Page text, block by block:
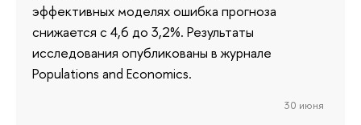
эффективных моделях ошибка прогноза
снижается с 4,6 до 3,2%. Результаты
исследования опубликованы в журнале
Populations and Economics.
30 июня